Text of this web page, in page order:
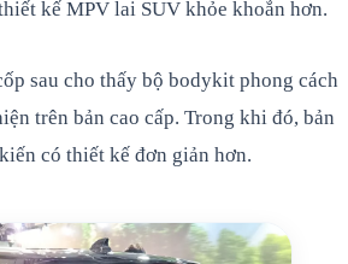
kế MPV lai SUV khỏe khoắn hơn.
sau cho thấy bộ bodykit phong cách
trên bản cao cấp. Trong khi đó, bản
có thiết kế đơn giản hơn.